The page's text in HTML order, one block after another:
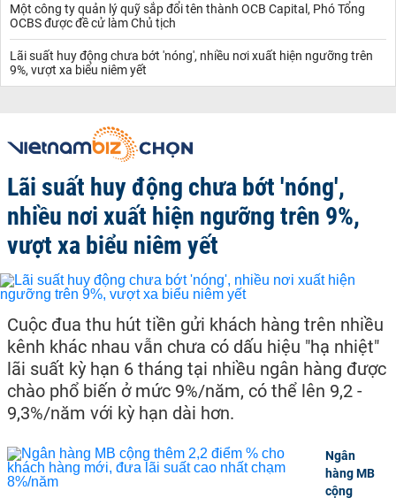
Một công ty quản lý quỹ sắp đổi tên thành OCB Capital, Phó Tổng
OCBS được đề cử làm Chủ tịch
Lãi suất huy động chưa bớt 'nóng', nhiều nơi xuất hiện ngưỡng trên
9%, vượt xa biểu niêm yết
Lãi suất huy động chưa bớt 'nóng',
nhiều nơi xuất hiện ngưỡng trên 9%,
vượt xa biểu niêm yết
Cuộc đua thu hút tiền gửi khách hàng trên nhiều
kênh khác nhau vẫn chưa có dấu hiệu "hạ nhiệt"
lãi suất kỳ hạn 6 tháng tại nhiều ngân hàng được
chào phổ biến ở mức 9%/năm, có thể lên 9,2 -
9,3%/năm với kỳ hạn dài hơn.
Ngân
hàng MB
cộng